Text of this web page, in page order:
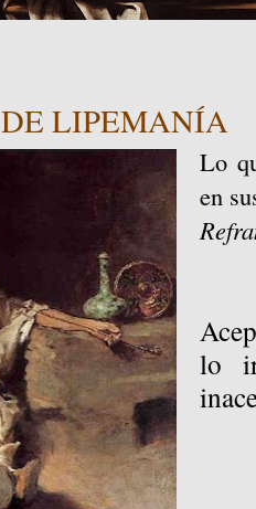
LIPEMANÍA
Lo
en
lo